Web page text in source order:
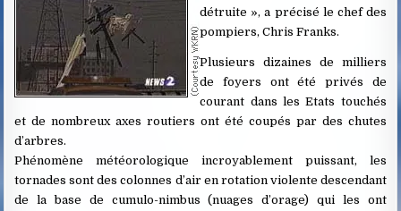
détruite », a précisé le chef des
pompiers, Chris Franks.
Plusieurs dizaines de milliers
de foyers ont été privés de
courant dans les Etats touchés
et de nombreux axes routiers ont été coupés par des chutes
d’arbres.
Phénomène météorologique incroyablement puissant, les
tornades sont des colonnes d’air en rotation violente descendant
de la base de cumulo-nimbus (nuages d’orage) qui les ont